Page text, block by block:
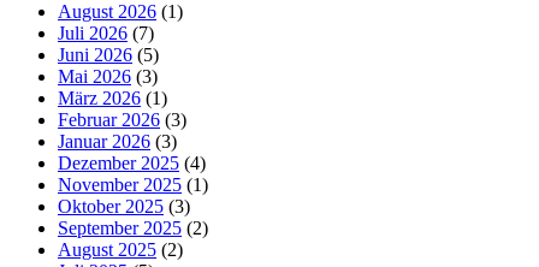
August 2026 (1)
Juli 2026 (7)
Juni 2026 (5)
Mai 2026 (3)
März 2026 (1)
Februar 2026 (3)
Januar 2026 (3)
Dezember 2025 (4)
November 2025 (1)
Oktober 2025 (3)
September 2025 (2)
August 2025 (2)